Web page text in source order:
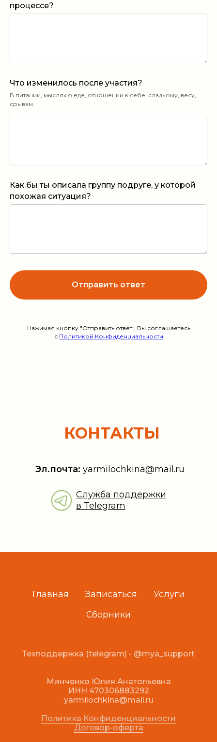
процессе?
Что изменилось после участия?
В питании, мыслях о еде, отношении к себе, сладкому, весу,
срывам.
Как бы ты описала группу подруге, у которой
похожая ситуация?
Отправить ответ
Нажимая кнопку "Отправить ответ", Вы соглашаетесь
с Политикой Конфиденциальности
КОНТАКТЫ
Служба поддержки
в Telegram
Эл.почта: yarmilochkina@mail.ru
Главная Записаться
Услуги
Сборники
Техподдержка (telegram) - @mya_support
Минченко Юлия Анатольевна
ИНН 470306883292
yarmilochkina@mail.ru
Политика Конфиденциальности
Договор-оферта